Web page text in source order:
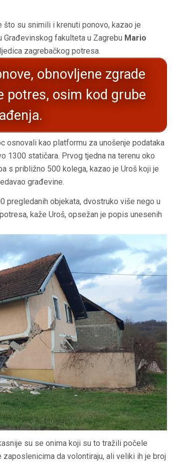
su snimili i krenuti ponovo, kazao je
fakulteta u Zagrebu Mario
zagrebačkog potresa.
obnovljene zgrade
potres, osim kod grube
osnovali kao platformu za unošenje podataka
1300 statičara. Prvog tjedna na terenu oko
s približno 500 kolega, kazao je Uroš koji je
građevine.
pregledanih objekata, dvostruko više nego u
kaže Uroš, opsežan je popis unesenih
su se onima koji su to tražili počele
da volontiraju, ali veliki ih je broj